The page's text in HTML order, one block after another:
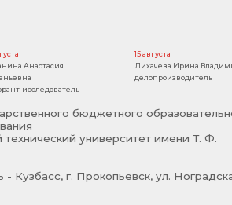
Анастасия
исследователь
15 августа
Лихачева Ирина
делопроизводитель
бюджетного
технический университет имени Т. Ф.
Кузбасс, г. Прокопьевск, ул.